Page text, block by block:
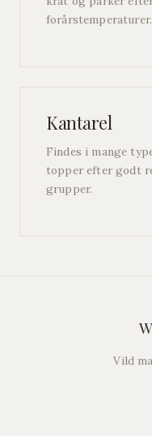
forårstemperaturer.
Kantarel
Findes i mange
topper efter godt
grupper.
Vild